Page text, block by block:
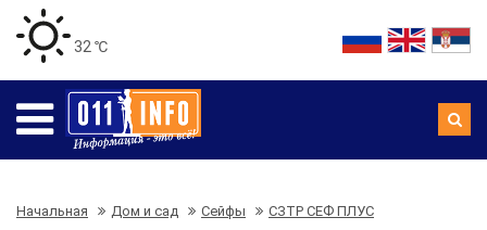
32 ℃
Начальная Дом и сад Сейфы СЗТР СЕФ ПЛУС